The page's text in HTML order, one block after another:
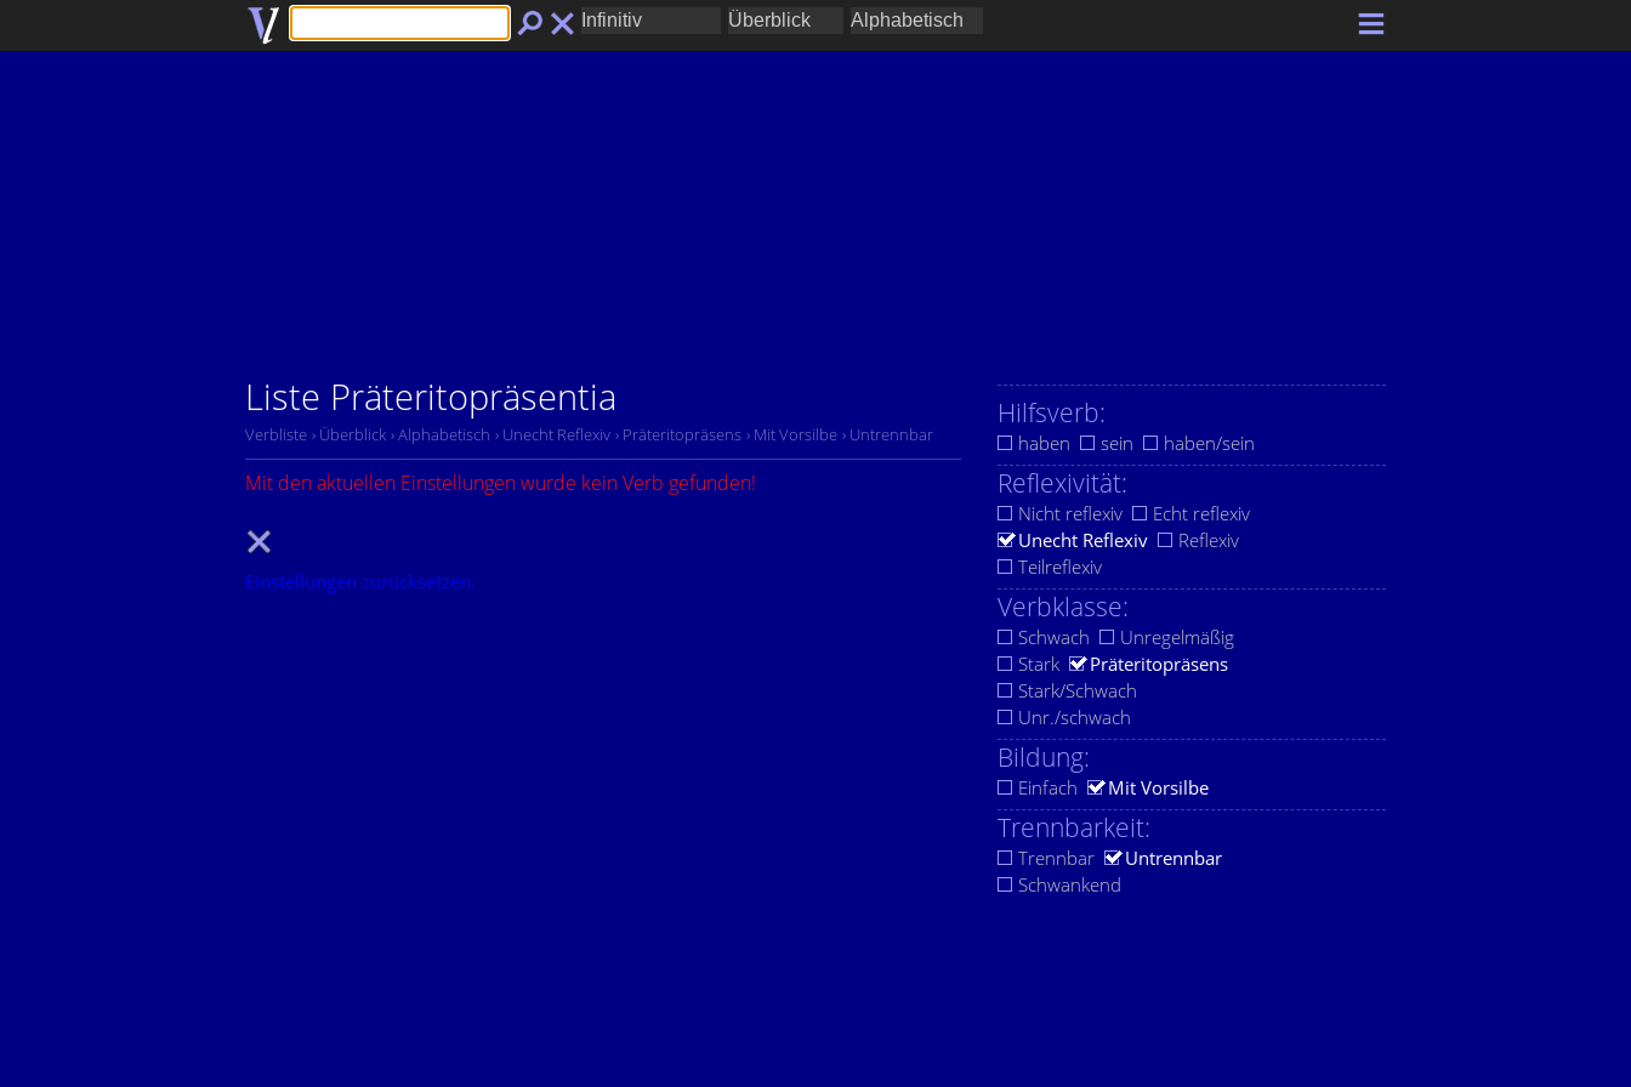
Liste Präteritopräsentia
Verbliste › Überblick › Alphabetisch › Unecht Reflexiv › Präteritopräsens › Mit Vorsilbe › Untrennbar
Mit den aktuellen Einstellungen wurde kein Verb gefunden!
Einstellungen zurücksetzen.
Hilfsverb:
haben sein haben/sein
Reflexivität:
Nicht reflexiv
Echt reflexiv
Unecht Reflexiv
Reflexiv
Teilreflexiv
Verbklasse:
Schwach
Unregelmäßig
Stark
Präteritopräsens
Stark/Schwach
Unr./schwach
Bildung:
Einfach Mit Vorsilbe
Trennbarkeit:
Trennbar
Untrennbar
Schwankend